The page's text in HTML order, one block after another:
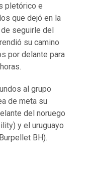
pletórico e
que dejó en la
seguirle del
su camino
por delante para
al grupo
de meta su
del noruego
y el uruguayo
BH).